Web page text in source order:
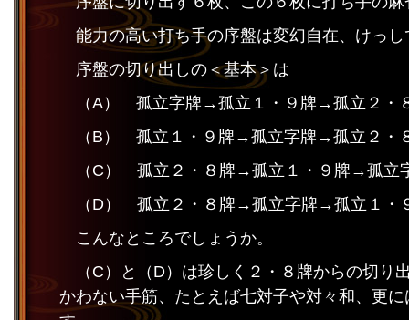
能力の高い打ち手の序盤は変幻自在、けっ
序盤の切り出しの＜基本＞は
（A） 孤立字牌→孤立１・９牌→孤立２・
（B） 孤立１・９牌→孤立字牌→孤立２・
（C） 孤立２・８牌→孤立１・９牌→孤立
（D） 孤立２・８牌→孤立字牌→孤立１・
こんなところでしょうか。
（C）と（D）は珍しく２・８牌からの切
かわない手筋、たとえば七対子や対々和、更